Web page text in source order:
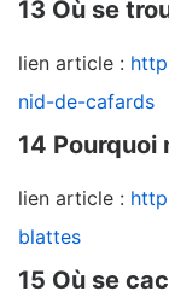
13 Où se
lien article :
nid-de-cafards
14 Pourquoi
lien article :
blattes
15 Où se